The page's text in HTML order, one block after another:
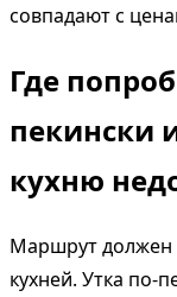
совпадают с
Где
пекински
кухню
Маршрут должен
кухней. Утка по-